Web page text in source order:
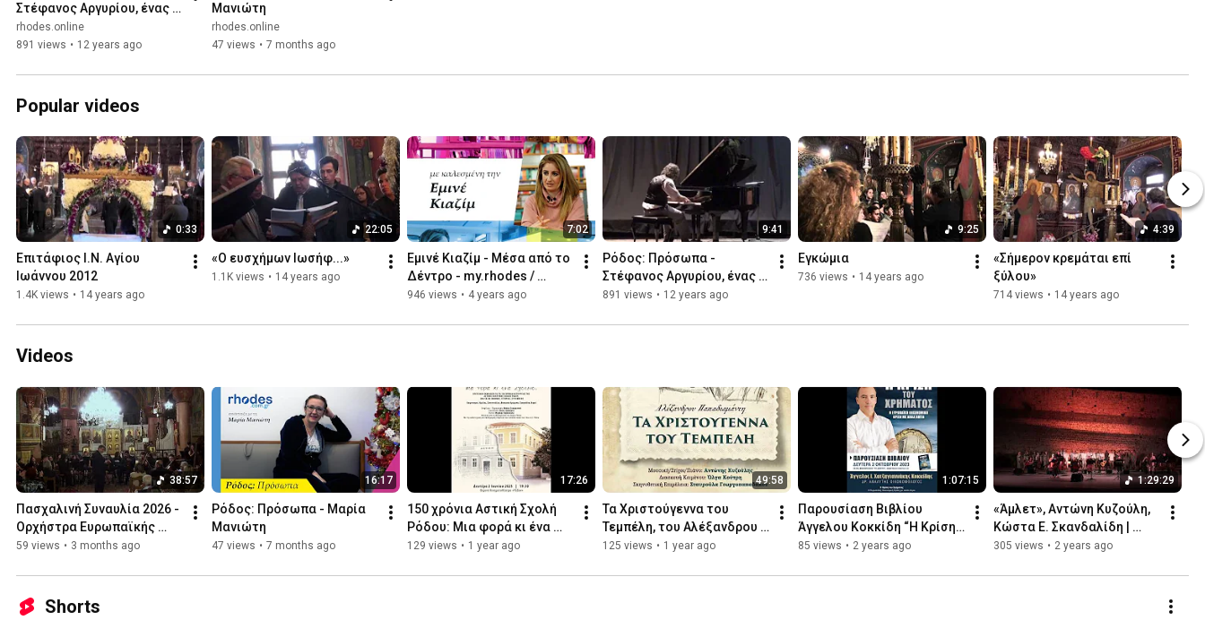
Στέφανος Αργυρίου, ένας
νέος ταλαντούχος
πιανίστας
rhodes.online
891 views • 12 years ago
Μανιώτη
rhodes.online
47 views • 7 months ago
Popular videos
0:33
Επιτάφιος Ι.Ν. Αγίου
Ιωάννου 2012
1.4K views • 14 years ago
22:05
«Ο ευσχήμων Ιωσήφ...»
1.1K views • 14 years ago
7:02
Εμινέ Κιαζίμ - Μέσα από το
Δέντρο - my.rhodes /
rhodes.online
946 views • 4 years ago
9:41
Ρόδος: Πρόσωπα -
Στέφανος Αργυρίου, ένας
νέος ταλαντούχος
891 views • 12 years ago
9:25
Εγκώμια
736 views • 14 years ago
4:39
«Σήμερον κρεμάται επί
ξύλου»
714 views • 14 years ago
Videos
38:57
Πασχαλινή Συναυλία 2026 -
Ορχήστρα Ευρωπαϊκής
Μουσικής Μουσικού
59 views • 3 months ago
16:17
Ρόδος: Πρόσωπα - Μαρία
Μανιώτη
47 views • 7 months ago
17:26
150 χρόνια Αστική Σχολή
Ρόδου: Μια φορά κι ένα
σχολείο
129 views • 1 year ago
49:58
Τα Χριστούγεννα του
Τεμπέλη, του Αλέξανδρου
Παπαδιαμάντη
125 views • 1 year ago
1:07:15
Παρουσίαση Βιβλίου
Άγγελου Κοκκίδη “Η Κρίση
του Χρήματος: Η
λόγια"
85 views • 2 years ago
1:29:29
«Άμλετ», Αντώνη Κυζούλη,
Κώστα Ε. Σκανδαλίδη |
Ρόδος, 09/09/2023
305 views • 2 years ago
Shorts